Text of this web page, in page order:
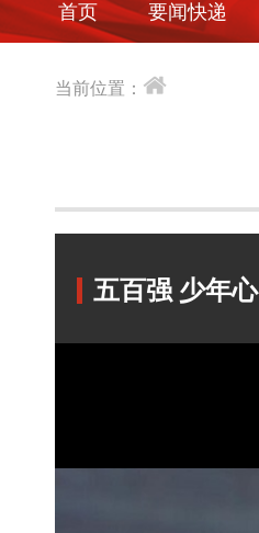
首页 要闻快递
当前位置：
五百强 少年心